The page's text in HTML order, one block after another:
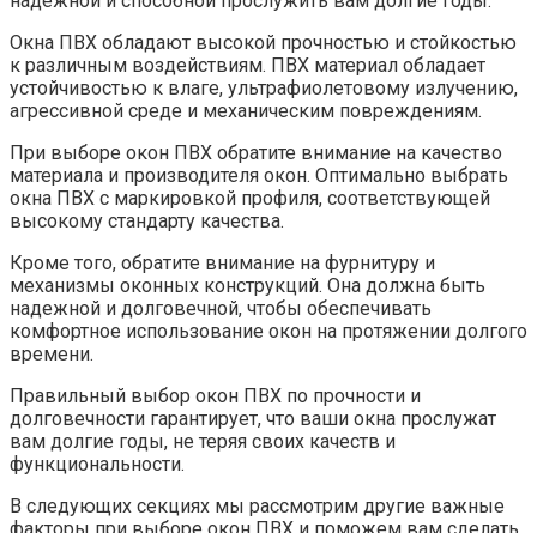
Окна ПВХ обладают высокой прочностью и стойкостью
к различным воздействиям.​ ПВХ материал обладает
устойчивостью к влаге, ультрафиолетовому излучению,
агрессивной среде и механическим повреждениям.​
При выборе окон ПВХ обратите внимание на качество
материала и производителя окон.​ Оптимально выбрать
окна ПВХ с маркировкой профиля, соответствующей
высокому стандарту качества.
Кроме того, обратите внимание на фурнитуру и
механизмы оконных конструкций.​ Она должна быть
надежной и долговечной, чтобы обеспечивать
комфортное использование окон на протяжении долгого
времени.
Правильный выбор окон ПВХ по прочности и
долговечности гарантирует, что ваши окна прослужат
вам долгие годы, не теряя своих качеств и
функциональности.​
В следующих секциях мы рассмотрим другие важные